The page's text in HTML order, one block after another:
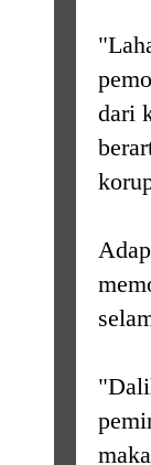
dari